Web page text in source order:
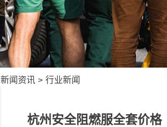
新闻资讯 > 行业新闻
杭州安全阻燃服全套价格